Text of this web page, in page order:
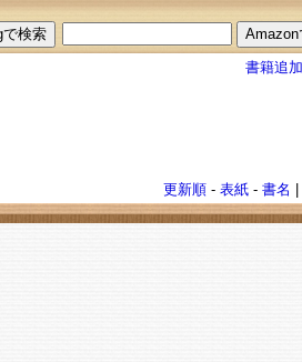
書籍追加
更新順 -表紙 -書名